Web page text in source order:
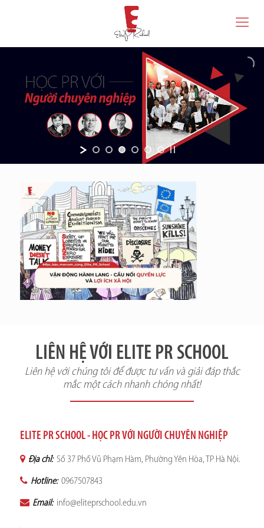
LIÊN HỆ VỚI ELITE PR SCHOOL
Liên hệ với chúng tôi để được tư vấn và giải đáp thắc
mắc một cách nhanh chóng nhất!
ELITE PR SCHOOL - HỌC PR VỚI NGƯỜI CHUYÊN NGHIỆP
Địa chỉ: Số 37 Phố Vũ Phạm Hàm, Phường Yên Hòa, TP Hà Nội.
Hotline: 0967507843
Email: info@eliteprschool.edu.vn